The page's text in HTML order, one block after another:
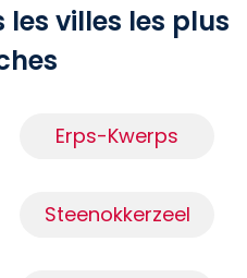
villes les plus
Erps-Kwerps
Steenokkerzeel